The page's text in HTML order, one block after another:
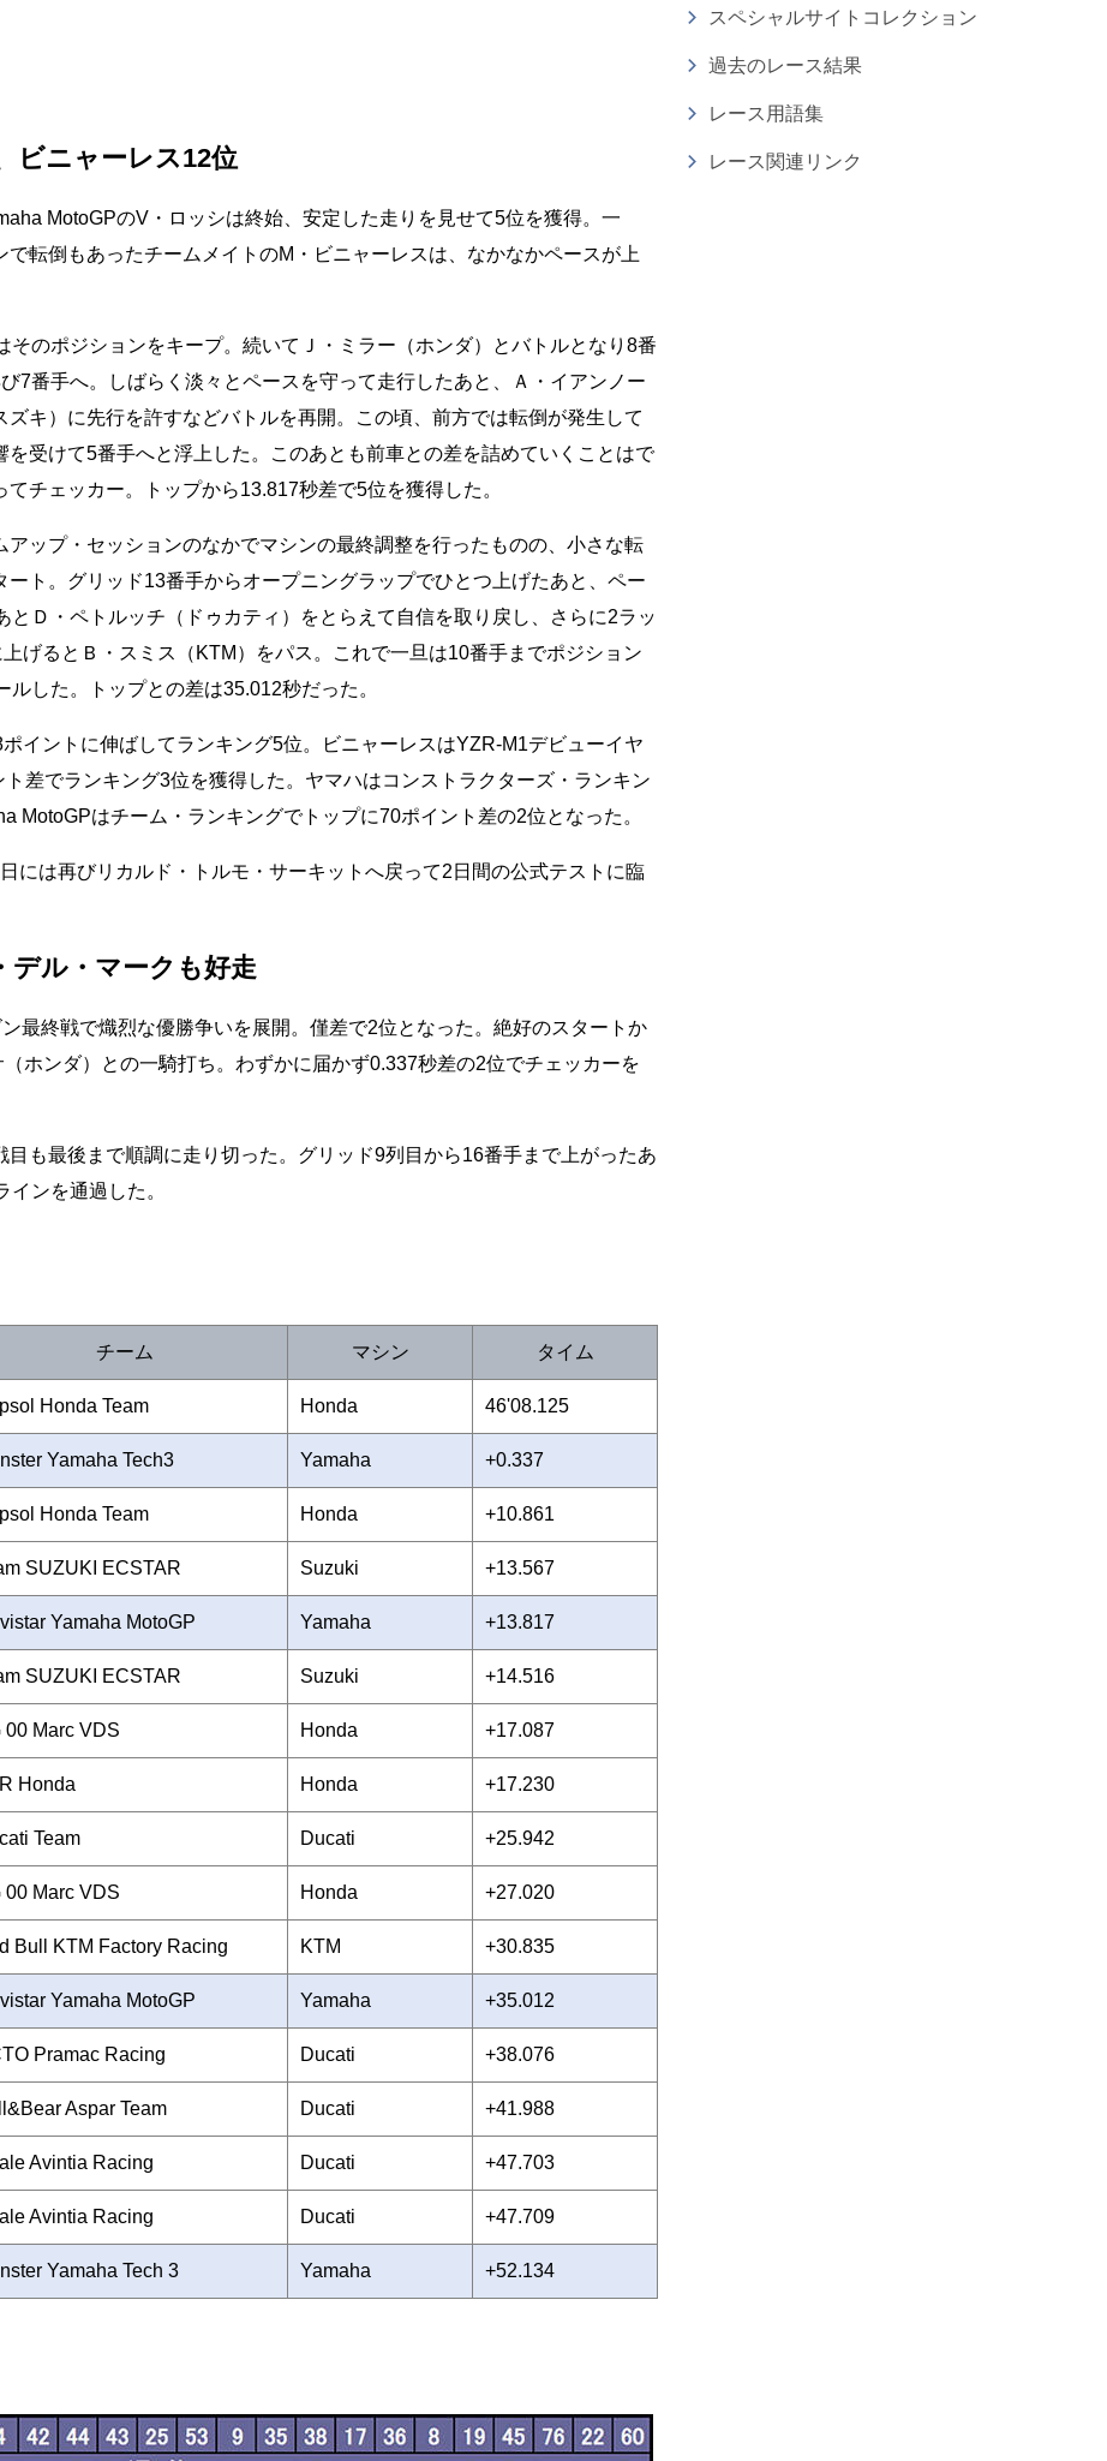
ビニャーレス12位
MotoGPのV・ロッシは終始、安定した走りを見せて5位を獲得。一
転倒もあったチームメイトのM・ビニャーレスは、なかなかペースが上
のポジションをキープ。続いてＪ・ミラー（ホンダ）とバトルとなり8番
7番手へ。しばらく淡々とペースを守って走行したあと、Ａ・イアンノー
キ）に先行を許すなどバトルを再開。この頃、前方では転倒が発生して
受けて5番手へと浮上した。このあとも前車との差を詰めていくことはで
チェッカー。トップから13.817秒差で5位を獲得した。
ップ・セッションのなかでマシンの最終調整を行ったものの、小さな転
ト。グリッド13番手からオープニングラップでひとつ上げたあと、ペー
Ｄ・ペトルッチ（ドゥカティ）をとらえて自信を取り戻し、さらに2ラッ
げるとＢ・スミス（KTM）をパス。これで一旦は10番手までポジション
した。トップとの差は35.012秒だった。
イントに伸ばしてランキング5位。ビニャーレスはYZR-M1デビューイヤ
差でランキング3位を獲得した。ヤマハはコンストラクターズ・ランキン
MotoGPはチーム・ランキングでトップに70ポイント差の2位となった。
には再びリカルド・トルモ・サーキットへ戻って2日間の公式テストに臨
ル・マークも好走
最終戦で熾烈な優勝争いを展開。僅差で2位となった。絶好のスタートか
ホンダ）との一騎打ち。わずかに届かず0.337秒差の2位でチェッカーを
も最後まで順調に走り切った。グリッド9列目から16番手まで上がったあ
ンを通過した。
チーム マシン タイム
Honda Team Honda 46'08.125
Yamaha Tech3 Yamaha +0.337
Honda Team Honda +10.861
SUZUKI ECSTAR Suzuki +13.567
Yamaha MotoGP Yamaha +13.817
SUZUKI ECSTAR Suzuki +14.516
00 Marc VDS Honda +17.087
Honda Honda +17.230
Team Ducati +25.942
00 Marc VDS Honda +27.020
Bull KTM Factory Racing KTM +30.835
Yamaha MotoGP Yamaha +35.012
Pramac Racing Ducati +38.076
Aspar Team Ducati +41.988
Avintia Racing Ducati +47.703
Avintia Racing Ducati +47.709
Yamaha Tech 3 Yamaha +52.134
スペシャルサイトコレクション
過去のレース結果
レース用語集
レース関連リンク